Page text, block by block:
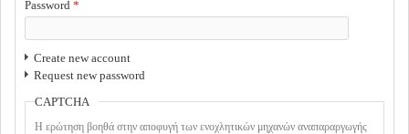
Password *
Create new account
Request new password
CAPTCHA
Η ερώτηση βοηθά στην αποφυγή των ενοχλητικών μηχανών αναπαραργωγής